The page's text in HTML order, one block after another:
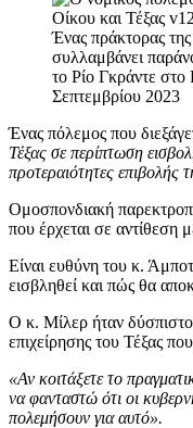
Ένας πράκτορας
συλλαμβάνει
το Ρίο Γκράντε στο
Σεπτεμβρίου 2023
Ένας πόλεμος που
Τέξας σε περίπτωση
προτεραιότητες επιβολής
Ομοσπονδιακή
που έρχεται σε αντίθεση
Είναι ευθύνη του κ.
εισβληθεί και πώς θα
Ο κ. Μίλερ ήταν
επιχείρησης του Τέξας
«Αν κοιτάξετε το
να φανταστώ ότι οι
πολεμήσουν για αυτό».